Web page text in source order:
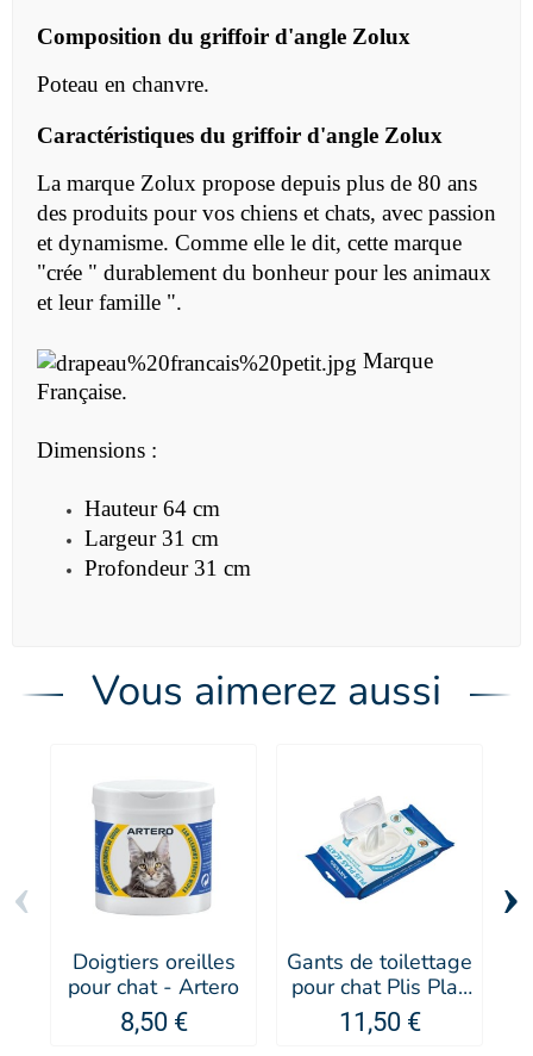
Composition du griffoir d'angle Zolux
Poteau en chanvre.
Caractéristiques du griffoir d'angle Zolux
La marque Zolux propose depuis plus de 80 ans
des produits pour vos chiens et chats, avec passion
et dynamisme. Comme elle le dit, cette marque
"crée " durablement du bonheur pour les animaux
et leur famille ".
Marque
Française.
Dimensions :
Hauteur 64 cm
Largeur 31 cm
Profondeur 31 cm
Vous aimerez aussi
Doigtiers oreilles
pour chat - Artero
8,50 €
Gants de toilettage
pour chat Plis Plas
4Cats - Artero
11,50 €
‹ ›